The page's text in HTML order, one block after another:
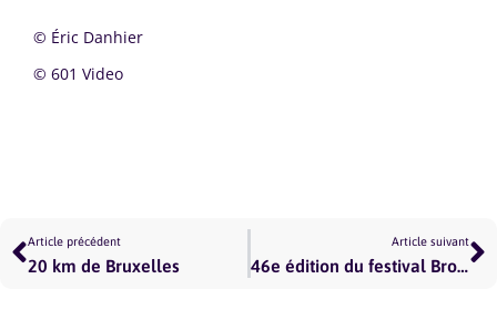
© Éric Danhier
© 601 Video
Précédent
Article précédent
20 km de Bruxelles
Article suivant
46e édition du festival Brosella